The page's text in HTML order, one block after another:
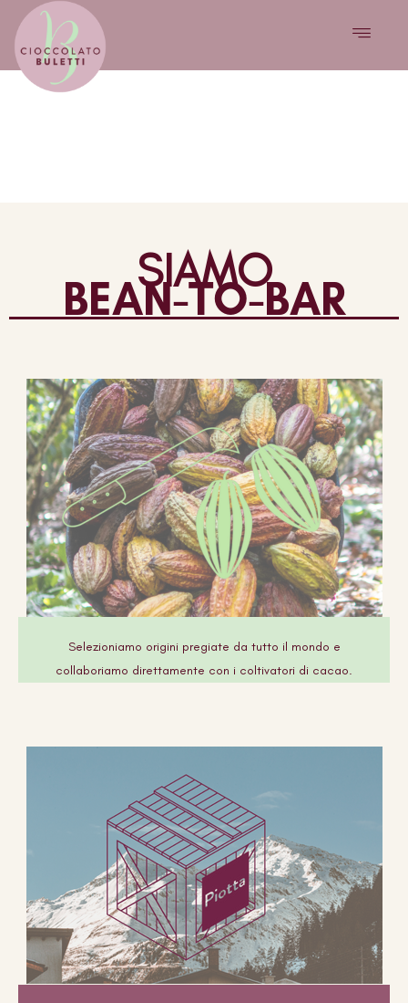
SIAMO
BEAN-TO-BAR
Selezioniamo origini pregiate da tutto il mondo e
collaboriamo direttamente con i coltivatori di cacao.